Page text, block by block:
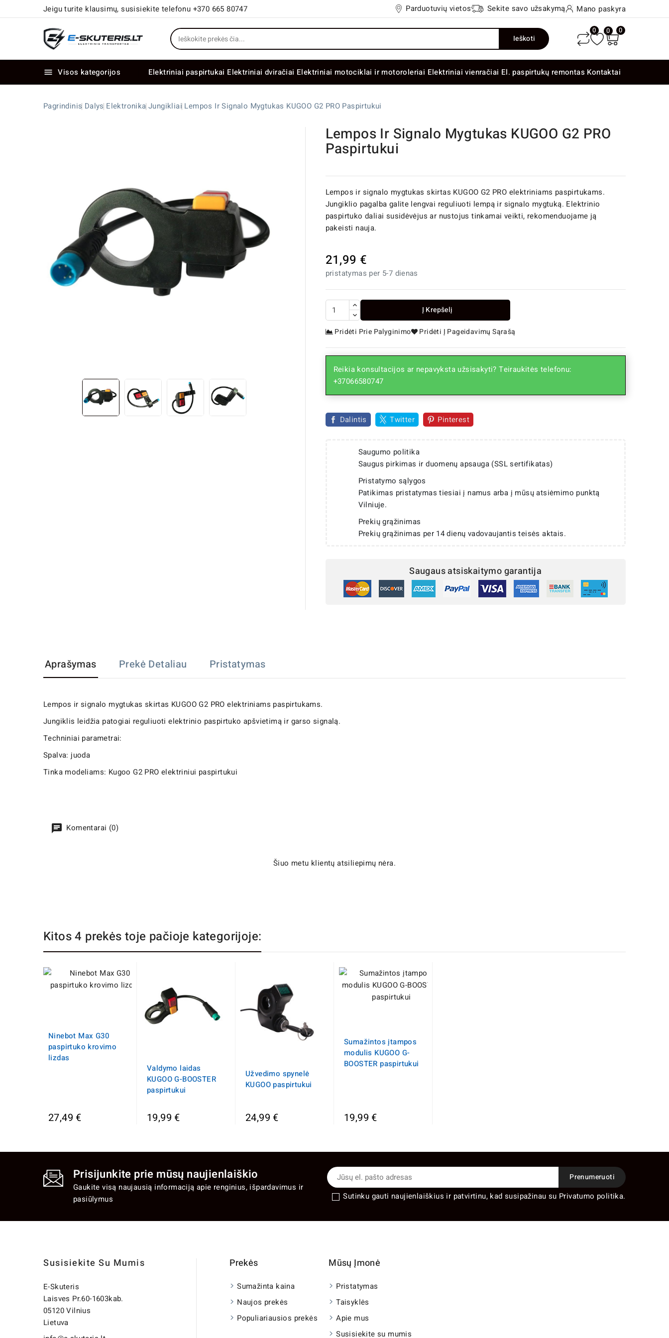
Jeigu turite klausimų, susisiekite telefonu +370 665 80747 Parduotuvių vietos Sekite savo užsakymą Mano paskyra
Ieškoti
0 0 0
 Visos kategorijos Elektriniai paspirtukai Elektriniai dviračiai Elektriniai motociklai ir motoroleriai Elektriniai vienračiai El. paspirtukų remontas Kontaktai
Pagrindinis Dalys Elektronika Jungikliai Lempos Ir Signalo Mygtukas KUGOO G2 PRO Paspirtukui
Lempos Ir Signalo Mygtukas KUGOO G2 PRO
Paspirtukui
Lempos ir signalo mygtukas skirtas KUGOO G2 PRO elektriniams paspirtukams.
Jungiklio pagalba galite lengvai reguliuoti lempą ir signalo mygtuką. Elektrinio
paspirtuko daliai susidėvėjus ar nustojus tinkamai veikti, rekomenduojame ją
pakeisti nauja.
21,99 €
pristatymas per 5-7 dienas
Į Krepšelį
Pridėti Prie Palyginimo Pridėti Į Pageidavimų Sąrašą
Reikia konsultacijos ar nepavyksta užsisakyti? Teiraukitės telefonu:
+37066580747
Dalintis Twitter Pinterest
Saugumo politika
Saugus pirkimas ir duomenų apsauga (SSL sertifikatas)
Pristatymo sąlygos
Patikimas pristatymas tiesiai į namus arba į mūsų atsiėmimo punktą
Vilniuje.
Prekių grąžinimas
Prekių grąžinimas per 14 dienų vadovaujantis teisės aktais.
Saugaus atsiskaitymo garantija
Aprašymas Prekė Detaliau Pristatymas
Lempos ir signalo mygtukas skirtas KUGOO G2 PRO elektriniams paspirtukams.
Jungiklis leidžia patogiai reguliuoti elektrinio paspirtuko apšvietimą ir garso signalą.
Techniniai parametrai:
Spalva: juoda
Tinka modeliams: Kugoo G2 PRO elektriniui paspirtukui
Komentarai (0)
Šiuo metu klientų atsiliepimų nėra.
Kitos 4 prekės toje pačioje kategorijoje:
Ninebot Max G30
paspirtuko krovimo
lizdas
27,49 €
Valdymo laidas
KUGOO G-BOOSTER
paspirtukui
19,99 €
Užvedimo spynelė
KUGOO paspirtukui
24,99 €
Sumažintos įtampos
modulis KUGOO G-
BOOSTER paspirtukui
19,99 €
Prisijunkite prie mūsų naujienlaiškio
Gaukite visą naujausią informaciją apie renginius, išpardavimus ir
pasiūlymus
Sutinku gauti naujienlaiškius ir patvirtinu, kad susipažinau su Privatumo politika.
Susisiekite Su Mumis
E-Skuteris
Laisves Pr.60-1603kab.
05120 Vilnius
Lietuva
Prekės
Sumažinta kaina
Naujos prekės
Populiariausios prekės
Mūsų Įmonė
Pristatymas
Taisyklės
Apie mus
Susisiekite su mumis